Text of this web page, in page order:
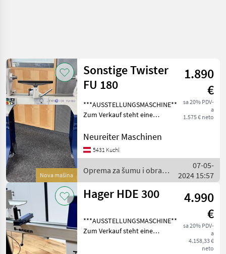
Nova mašina
Sonstige Twister
FU 180
1.890
€
sa 20% PDV-
a
1.575 € neto
***AUSSTELLUNGSMASCHINE***
Zum Verkauf steht eine
Drechselmeister Twister FU
Spitzenweite von 560 mm.
Neureiter Maschinen
5431 Kuchl
Oprema za šumu i obradu
drveta / Sonstige
07-05-
2024 15:57
Hager HDE 300
4.990
€
sa 20% PDV-
a
4.158,33 €
neto
***AUSSTELLUNGSMASCHINE***
Zum Verkauf steht eine